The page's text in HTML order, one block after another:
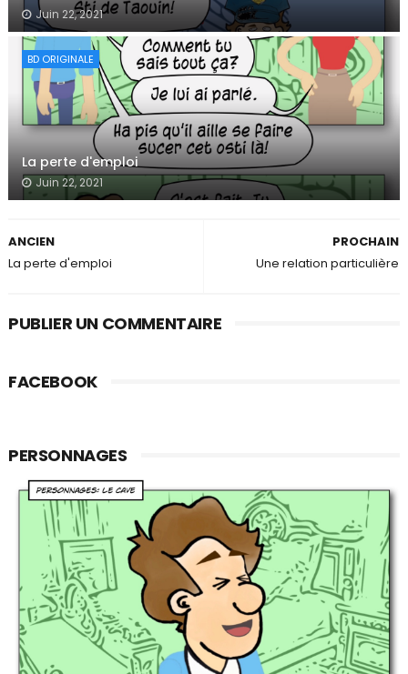
Juin 22, 2021
BD ORIGINALE
La perte d'emploi
Juin 22, 2021
PROCHAIN
Une relation particulière
ANCIEN
La perte d'emploi
PUBLIER UN COMMENTAIRE
FACEBOOK
PERSONNAGES